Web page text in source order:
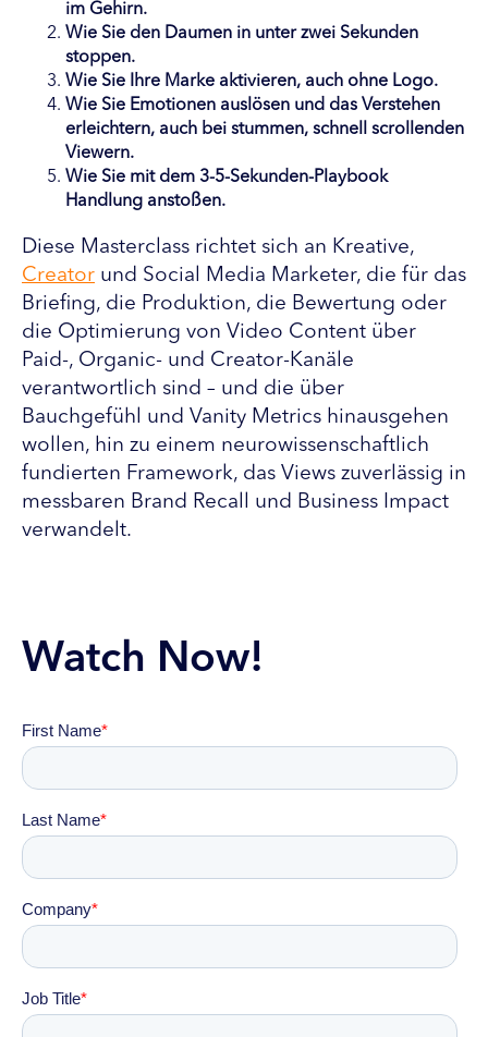
im Gehirn.
Wie Sie den Daumen in unter zwei Sekunden
stoppen.
Wie Sie Ihre Marke aktivieren, auch ohne Logo.
Wie Sie Emotionen auslösen und das Verstehen
erleichtern, auch bei stummen, schnell scrollenden
Viewern.
Wie Sie mit dem 3-5-Sekunden-Playbook
Handlung anstoßen.
Diese Masterclass richtet sich an Kreative,
Creator und Social Media Marketer, die für das
Briefing, die Produktion, die Bewertung oder
die Optimierung von Video Content über
Paid-, Organic- und Creator-Kanäle
verantwortlich sind – und die über
Bauchgefühl und Vanity Metrics hinausgehen
wollen, hin zu einem neurowissenschaftlich
fundierten Framework, das Views zuverlässig in
messbaren Brand Recall und Business Impact
verwandelt.
Watch Now!